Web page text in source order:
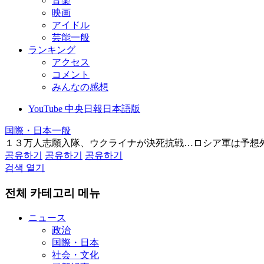
映画
アイドル
芸能一般
ランキング
アクセス
コメント
みんなの感想
YouTube 中央日報日本語版
国際・日本一般
１３万人志願入隊、ウクライナが決死抗戦…ロシア軍は予想
공유하기
공유하기
공유하기
검색 열기
전체 카테고리 메뉴
ニュース
政治
国際・日本
社会・文化